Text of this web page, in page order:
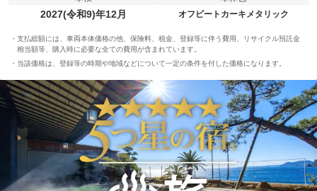
2027(令和9)年12月
オフビートカーキメタリック
支払総額には、車両本体価格の他、保険料、税金、登録等に伴う費用、リサイクル預託金
相当額等、購入時に必要な全ての費用が含まれています。
当該価格は、登録等の時期や地域などについて一定の条件を付した価格になります。